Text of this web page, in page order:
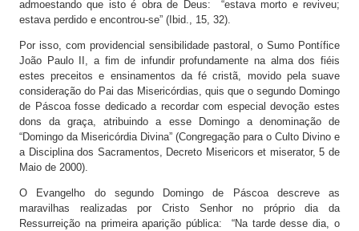
admoestando que isto é obra de Deus: “estava morto e reviveu;
estava perdido e encontrou-se” (Ibid., 15, 32).
Por isso, com providencial sensibilidade pastoral, o Sumo Pontífice
João Paulo II, a fim de infundir profundamente na alma dos fiéis
estes preceitos e ensinamentos da fé cristã, movido pela suave
consideração do Pai das Misericórdias, quis que o segundo Domingo
de Páscoa fosse dedicado a recordar com especial devoção estes
dons da graça, atribuindo a esse Domingo a denominação de
“Domingo da Misericórdia Divina” (Congregação para o Culto Divino e
a Disciplina dos Sacramentos, Decreto Misericors et miserator, 5 de
Maio de 2000).
O Evangelho do segundo Domingo de Páscoa descreve as
maravilhas realizadas por Cristo Senhor no próprio dia da
Ressurreição na primeira aparição pública: “Na tarde desse dia, o